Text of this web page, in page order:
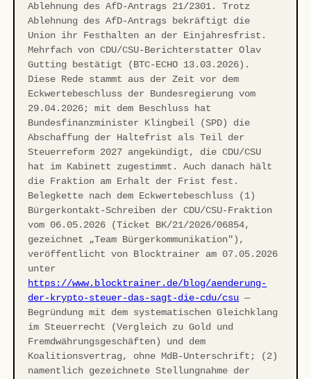
Ablehnung des AfD-Antrags 21/2301. Trotz
Ablehnung des AfD-Antrags bekräftigt die
Union ihr Festhalten an der Einjahresfrist.
Mehrfach von CDU/CSU-Berichterstatter Olav
Gutting bestätigt (BTC-ECHO 13.03.2026).
Diese Rede stammt aus der Zeit vor dem
Eckwertebeschluss der Bundesregierung vom
29.04.2026; mit dem Beschluss hat
Bundesfinanzminister Klingbeil (SPD) die
Abschaffung der Haltefrist als Teil der
Steuerreform 2027 angekündigt, die CDU/CSU
hat im Kabinett zugestimmt. Auch danach hält
die Fraktion am Erhalt der Frist fest.
Belegkette nach dem Eckwertebeschluss (1)
Bürgerkontakt-Schreiben der CDU/CSU-Fraktion
vom 06.05.2026 (Ticket BK/21/2026/06854,
gezeichnet „Team Bürgerkommunikation"),
veröffentlicht von Blocktrainer am 07.05.2026
unter
https://www.blocktrainer.de/blog/aenderung-
der-krypto-steuer-das-sagt-die-cdu/csu —
Begründung mit dem systematischen Gleichklang
im Steuerrecht (Vergleich zu Gold und
Fremdwährungsgeschäften) und dem
Koalitionsvertrag, ohne MdB-Unterschrift; (2)
namentlich gezeichnete Stellungnahme der